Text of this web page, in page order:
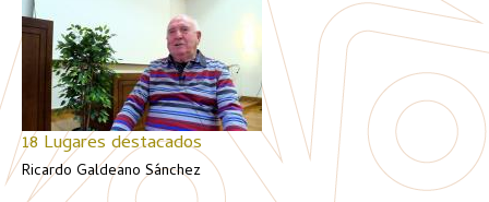
18 Lugares destacados
Ricardo Galdeano Sánchez